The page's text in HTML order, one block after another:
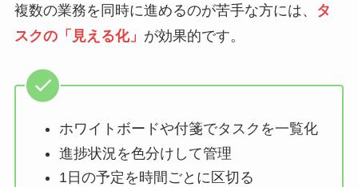
複数の業務を同時に進めるのが苦手な方には、
タ
スクの「見える化」 が効果的です。
ホワイトボードや付箋でタスクを一覧化
進捗状況を色分けして管理
1日の予定を時間ごとに区切る